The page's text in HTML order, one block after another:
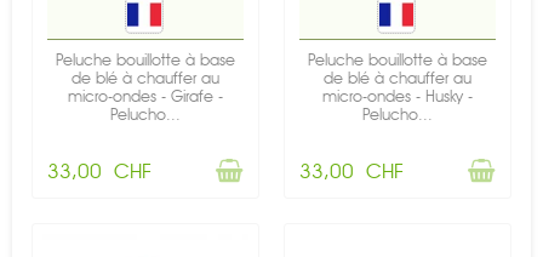
Peluche bouillotte à base
de blé à chauffer au
micro-ondes - Girafe -
Pelucho...
33,00 CHF
Peluche bouillotte à base
de blé à chauffer au
micro-ondes - Husky -
Pelucho...
33,00 CHF